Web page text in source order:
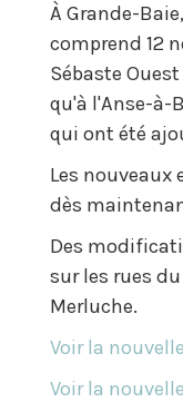
À Grande-
comprend 12
Sébaste
qu'à l'Anse-à-
qui ont été
Les nouveaux
dès
Des
sur les rues
Merluche.
Voir la
Voir la